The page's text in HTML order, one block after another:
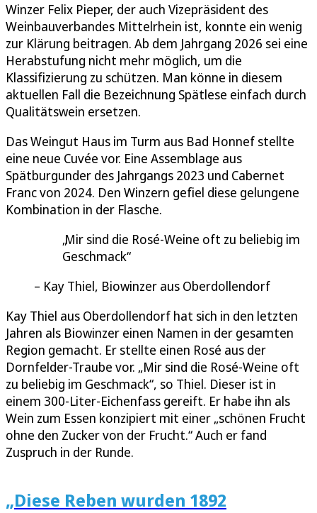
Winzer Felix Pieper, der auch Vizepräsident des
Weinbauverbandes Mittelrhein ist, konnte ein wenig
zur Klärung beitragen. Ab dem Jahrgang 2026 sei eine
Herabstufung nicht mehr möglich, um die
Klassifizierung zu schützen. Man könne in diesem
aktuellen Fall die Bezeichnung Spätlese einfach durch
Qualitätswein ersetzen.
Das Weingut Haus im Turm aus Bad Honnef stellte
eine neue Cuvée vor. Eine Assemblage aus
Spätburgunder des Jahrgangs 2023 und Cabernet
Franc von 2024. Den Winzern gefiel diese gelungene
Kombination in der Flasche.
Mir sind die Rosé-Weine oft zu beliebig im
Geschmack
Kay Thiel, Biowinzer aus Oberdollendorf
Kay Thiel aus Oberdollendorf hat sich in den letzten
Jahren als Biowinzer einen Namen in der gesamten
Region gemacht. Er stellte einen Rosé aus der
Dornfelder-Traube vor. „Mir sind die Rosé-Weine oft
zu beliebig im Geschmack“, so Thiel. Dieser ist in
einem 300-Liter-Eichenfass gereift. Er habe ihn als
Wein zum Essen konzipiert mit einer „schönen Frucht
ohne den Zucker von der Frucht.“ Auch er fand
Zuspruch in der Runde.
„Diese Reben wurden 1892